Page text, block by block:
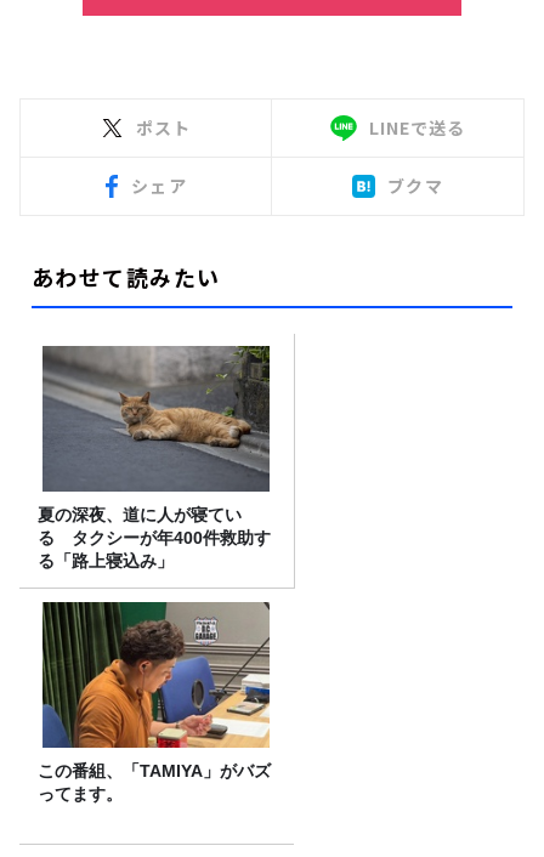
ポスト LINEで送る
シェア ブクマ
あわせて読みたい
夏の深夜、道に人が寝てい
る タクシーが年400件救助す
る「路上寝込み」
この番組、「TAMIYA」がバズ
ってます。